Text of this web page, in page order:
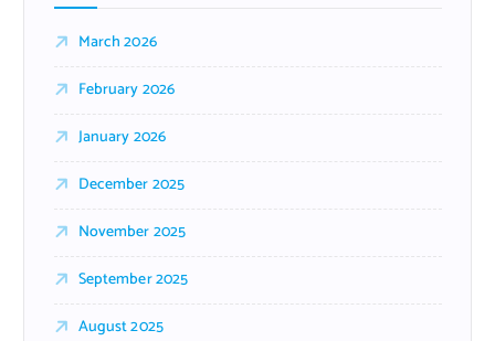
March 2026
February 2026
January 2026
December 2025
November 2025
September 2025
August 2025